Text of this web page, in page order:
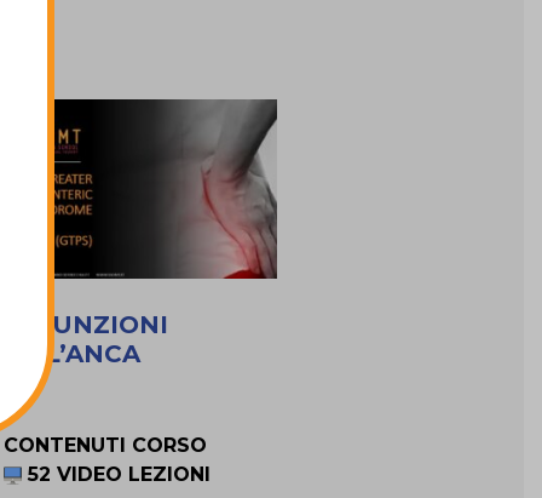
CONTENUTI CORSO
52 VIDEO LEZIONI